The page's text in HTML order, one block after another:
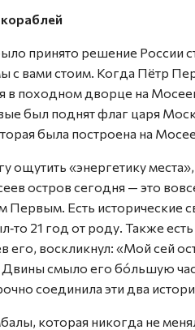
принято решение России
с вами стоим. Когда Пётр
в походном дворце на
был поднят флаг царя
была построена на
ощутить «энергетику
остров сегодня — это
Есть исторические
21 год от роду. Также
его, воскликнул: «Мой сей
смыло его бóльшую
соединила эти два
которая никогда не